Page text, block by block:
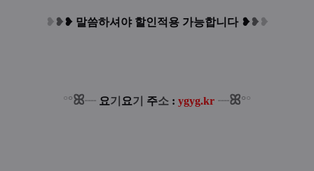
❥ ❥❥ 말씀하셔야 할인적용 가능합니다 ❥❥ ❥
°°ꕤ┈ 요기 요기 주소 : ygyg.kr ┈ꕤ°°